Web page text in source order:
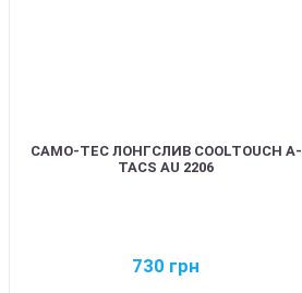
CAMO-TEC ЛОНГСЛИВ COOLTOUCH A-
TACS AU 2206
730 грн